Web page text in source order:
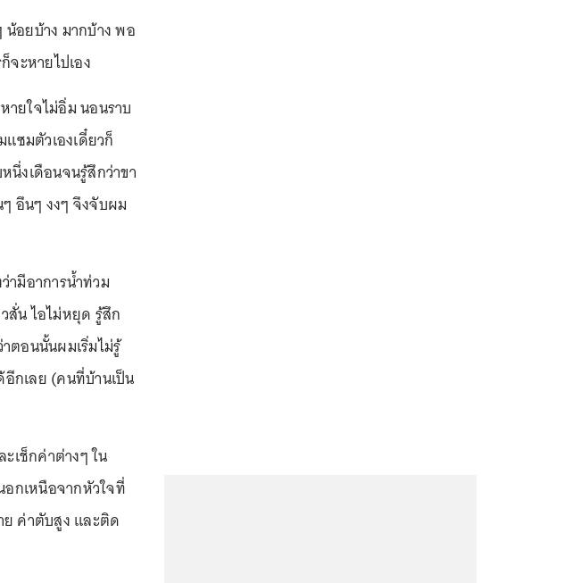
อยบ้าง มากบ้าง พอ
จะหายไปเอง
ยใจไม่อิ่ม นอนราบ
ซมตัวเองเดี๋ยวก็
นึ่งเดือนจนรู้สึกว่าขา
อึนๆ งงๆ จึงจับผม
มีอาการน้ำท่วม
สั่น ไอไม่หยุด รู้สึก
ตอนนั้นผมเริ่มไม่รู้
อีกเลย (คนที่บ้านเป็น
เช็กค่าต่างๆ ใน
กเหนือจากหัวใจที่
ย ค่าตับสูง และติด